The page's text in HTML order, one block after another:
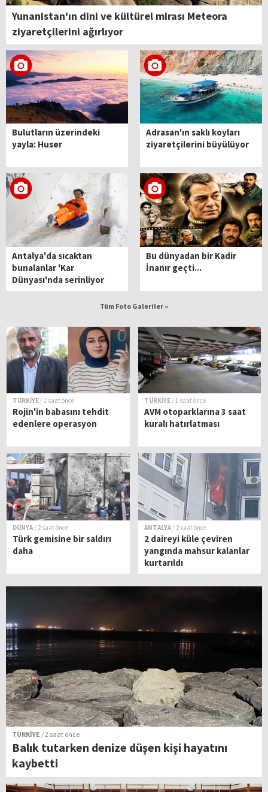
Yunanistan'ın dini ve kültürel mirası Meteora
ziyaretçilerini ağırlıyor
Bulutların üzerindeki
yayla: Huser
Adrasan'ın saklı koyları
ziyaretçilerini büyülüyor
Antalya'da sıcaktan
bunalanlar 'Kar
Dünyası'nda serinliyor
Bu dünyadan bir Kadir
İnanır geçti...
Tüm Foto Galeriler »
TÜRKİYE / 1 saat önce
Rojin'in babasını tehdit
edenlere operasyon
TÜRKİYE / 1 saat önce
AVM otoparklarına 3 saat
kuralı hatırlatması
DÜNYA / 2 saat önce
Türk gemisine bir saldırı
daha
ANTALYA / 2 saat önce
2 daireyi küle çeviren
yangında mahsur kalanlar
kurtarıldı
TÜRKİYE / 2 saat önce
Balık tutarken denize düşen kişi hayatını
kaybetti